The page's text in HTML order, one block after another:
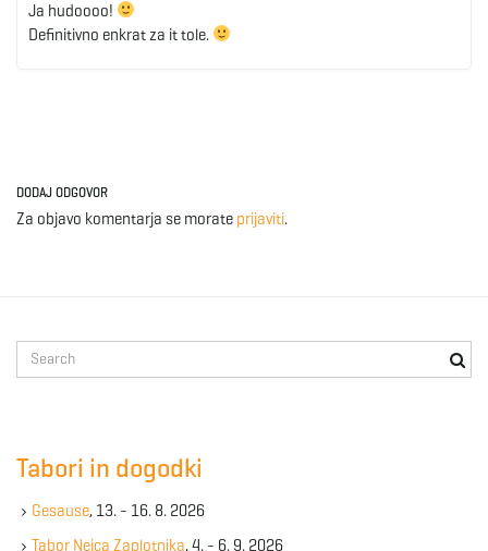
Ja hudoooo!
Definitivno enkrat za it tole.
DODAJ ODGOVOR
Za objavo komentarja se morate prijaviti.
e
e
y
Tabori in dogodki
Gesause, 13. - 16. 8. 2026
Tabor Nejca Zaplotnika, 4. - 6. 9. 2026